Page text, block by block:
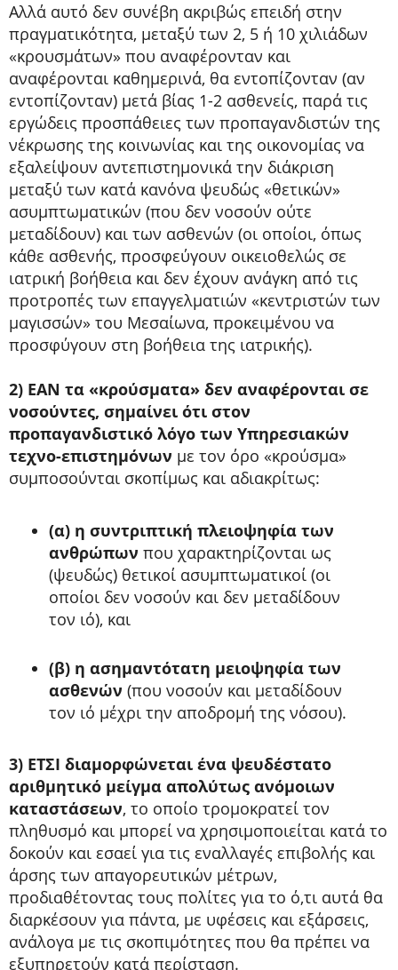
Αλλά αυτό δεν συνέβη ακριβώς επειδή στην
πραγματικότητα, μεταξύ των 2, 5 ή 10 χιλιάδων
«κρουσμάτων» που αναφέρονταν και
αναφέρονται καθημερινά, θα εντοπίζονταν (αν
εντοπίζονταν) μετά βίας 1-2 ασθενείς, παρά τις
εργώδεις προσπάθειες των προπαγανδιστών της
νέκρωσης της κοινωνίας και της οικονομίας να
εξαλείψουν αντεπιστημονικά την διάκριση
μεταξύ των κατά κανόνα ψευδώς «θετικών»
ασυμπτωματικών (που δεν νοσούν ούτε
μεταδίδουν) και των ασθενών (οι οποίοι, όπως
κάθε ασθενής, προσφεύγουν οικειοθελώς σε
ιατρική βοήθεια και δεν έχουν ανάγκη από τις
προτροπές των επαγγελματιών «κεντριστών των
μαγισσών» του Μεσαίωνα, προκειμένου να
προσφύγουν στη βοήθεια της ιατρικής).
2) ΕΑΝ τα «κρούσματα» δεν αναφέρονται σε
νοσούντες, σημαίνει ότι στον
προπαγανδιστικό λόγο των Υπηρεσιακών
τεχνο-επιστημόνων με τον όρο «κρούσμα»
συμποσούνται σκοπίμως και αδιακρίτως:
(α) η συντριπτική πλειοψηφία των
ανθρώπων που χαρακτηρίζονται ως
(ψευδώς) θετικοί ασυμπτωματικοί (οι
οποίοι δεν νοσούν και δεν μεταδίδουν
τον ιό), και
(β) η ασημαντότατη μειοψηφία των
ασθενών (που νοσούν και μεταδίδουν
τον ιό μέχρι την αποδρομή της νόσου).
3) ΕΤΣΙ διαμορφώνεται ένα ψευδέστατο
αριθμητικό μείγμα απολύτως ανόμοιων
καταστάσεων, το οποίο τρομοκρατεί τον
πληθυσμό και μπορεί να χρησιμοποιείται κατά το
δοκούν και εσαεί για τις εναλλαγές επιβολής και
άρσης των απαγορευτικών μέτρων,
προδιαθέτοντας τους πολίτες για το ό,τι αυτά θα
διαρκέσουν για πάντα, με υφέσεις και εξάρσεις,
ανάλογα με τις σκοπιμότητες που θα πρέπει να
εξυπηρετούν κατά περίσταση.